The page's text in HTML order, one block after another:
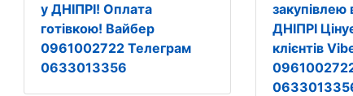
у ДНІПРІ! Оплата
готівкою! Вайбер
0961002722 Телеграм
0633013356
закупівлею
ДНІПРІ
клієнтів